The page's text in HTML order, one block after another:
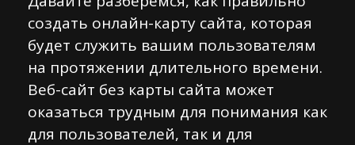
создать онлайн-карту сайта, которая
будет служить вашим пользователям
на протяжении длительного времени.
Веб-сайт без карты сайта может
оказаться трудным для понимания как
для пользователей, так и для